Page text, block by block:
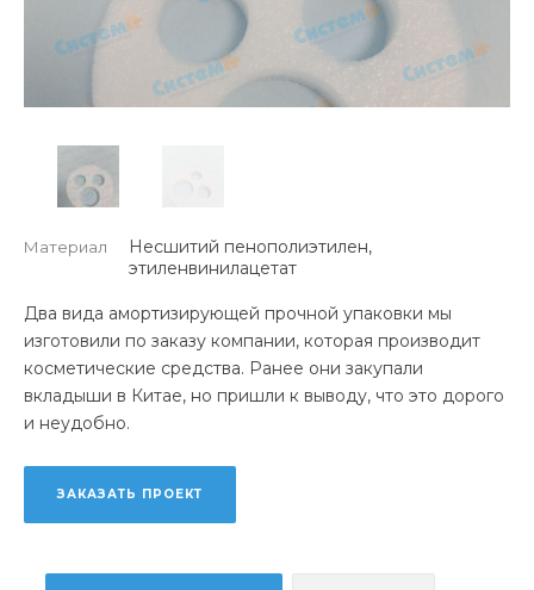
Материал
Несшитий пенополиэтилен,
этиленвинилацетат
Два вида амортизирующей прочной упаковки мы
изготовили по заказу компании, которая производит
косметические средства. Ранее они закупали
вкладыши в Китае, но пришли к выводу, что это дорого
и неудобно.
ЗАКАЗАТЬ ПРОЕКТ